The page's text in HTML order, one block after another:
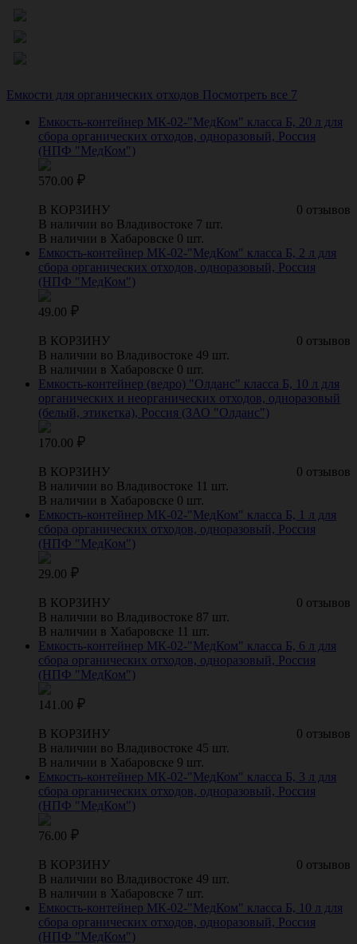
Емкости для органических отходов Посмотреть все 7
Емкость-контейнер МК-02-"МедКом" класса Б, 20 л для
сбора органических отходов, одноразовый, Россия
(НПФ "МедКом")
570.00
0 отзывов
В КОРЗИНУ
В наличии во Владивостоке 7 шт.
В наличии в Хабаровске 0 шт.
Емкость-контейнер МК-02-"МедКом" класса Б, 2 л для
сбора органических отходов, одноразовый, Россия
(НПФ "МедКом")
49.00
0 отзывов
В КОРЗИНУ
В наличии во Владивостоке 49 шт.
В наличии в Хабаровске 0 шт.
Емкость-контейнер (ведро) "Олданс" класса Б, 10 л для
органических и неорганических отходов, одноразовый
(белый, этикетка), Россия (ЗАО "Олданс")
170.00
0 отзывов
В КОРЗИНУ
В наличии во Владивостоке 11 шт.
В наличии в Хабаровске 0 шт.
Емкость-контейнер МК-02-"МедКом" класса Б, 1 л для
сбора органических отходов, одноразовый, Россия
(НПФ "МедКом")
29.00
0 отзывов
В КОРЗИНУ
В наличии во Владивостоке 87 шт.
В наличии в Хабаровске 11 шт.
Емкость-контейнер МК-02-"МедКом" класса Б, 6 л для
сбора органических отходов, одноразовый, Россия
(НПФ "МедКом")
141.00
0 отзывов
В КОРЗИНУ
В наличии во Владивостоке 45 шт.
В наличии в Хабаровске 9 шт.
Емкость-контейнер МК-02-"МедКом" класса Б, 3 л для
сбора органических отходов, одноразовый, Россия
(НПФ "МедКом")
76.00
0 отзывов
В КОРЗИНУ
В наличии во Владивостоке 49 шт.
В наличии в Хабаровске 7 шт.
Емкость-контейнер МК-02-"МедКом" класса Б, 10 л для
сбора органических отходов, одноразовый, Россия
(НПФ "МедКом")